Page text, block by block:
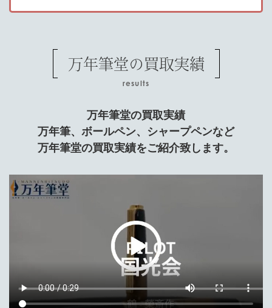
万年筆堂の買取実績
results
万年筆堂の買取実績
万年筆、ボールペン、シャープペンなど
万年筆堂の買取実績をご紹介致します。